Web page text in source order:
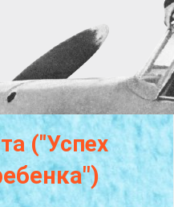
("Успех